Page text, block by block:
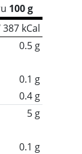
100 g
kCal
0.5 g
0.1 g
0.4 g
5 g
0.1 g